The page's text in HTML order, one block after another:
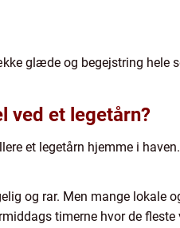
glæde og begejstring hele
ved et legetårn?
et legetårn hjemme i
og rar. Men mange
timerne hvor de